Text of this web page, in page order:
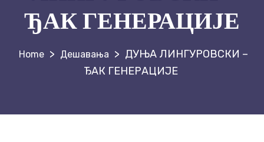
ЂАК ГЕНЕРАЦИЈЕ
> Дешавања > ДУЊА ЛИНГУРОВСКИ –
ЂАК ГЕНЕРАЦИЈЕ